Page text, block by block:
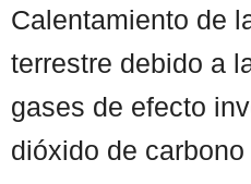
Calentamiento de
terrestre debido a
gases de efecto
dióxido de